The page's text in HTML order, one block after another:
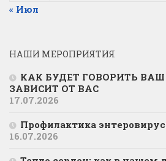
« Июл
НАШИ МЕРОПРИЯТИЯ
КАК БУДЕТ ГОВОРИТЬ ВАШ
ЗАВИСИТ ОТ ВАС
17.07.2026
Профилактика
16.07.2026